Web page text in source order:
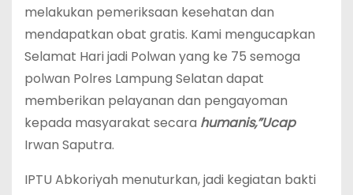
melakukan pemeriksaan kesehatan dan
mendapatkan obat gratis. Kami mengucapkan
Selamat Hari jadi Polwan yang ke 75 semoga
polwan Polres Lampung Selatan dapat
memberikan pelayanan dan pengayoman
kepada masyarakat secara humanis,”Ucap
Irwan Saputra.
IPTU Abkoriyah menuturkan, jadi kegiatan bakti